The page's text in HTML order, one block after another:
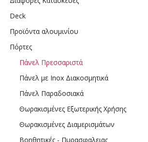
Deck
Προϊόντα αλουμινίου
Πόρτες
Πάνελ Πρεσσαριστά
Πάνελ με Inox Διακοσμητικά
Πάνελ Παραδοσιακά
Θωρακισμένες Εξωτερικής Χρήσης
Θωρακισμένες Διαμερισμάτων
Βοηθητικές - Πυρασφαλειας